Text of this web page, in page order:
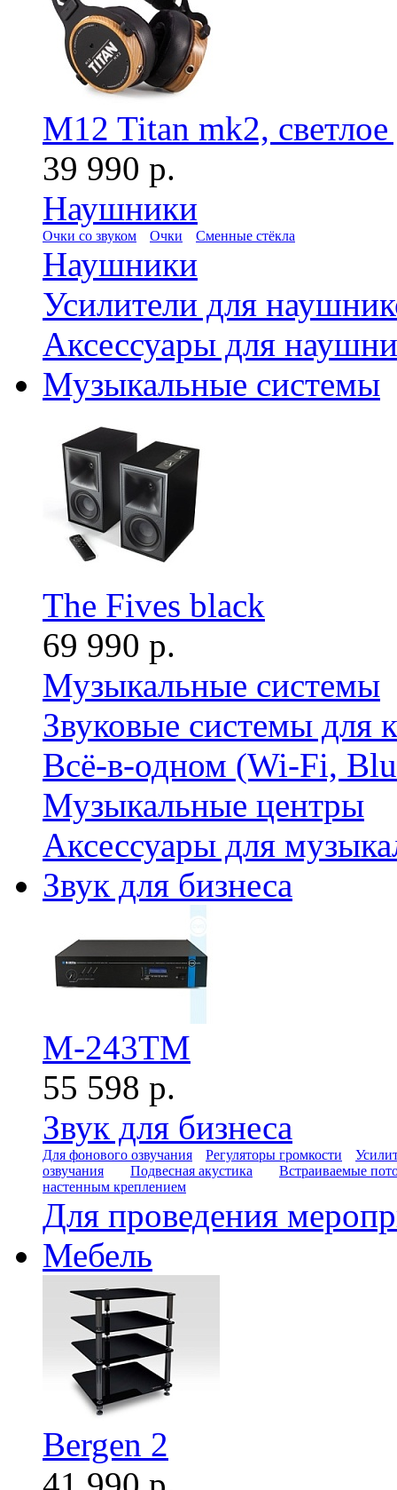
M12 Titan mk2, светлое
39 990 р.
Наушники
Очки со звуком Очки Сменные стёкла
Наушники
Усилители для
Аксессуары для
Музыкальные системы
The Fives black
69 990 р.
Музыкальные системы
Звуковые системы для
Всё-в-одном (Wi-Fi,
Музыкальные центры
Аксессуары для
Звук для бизнеса
M-243TM
55 598 р.
Звук для бизнеса
Для фонового озвучания Регуляторы громкости
озвучания
Подвесная акустика
Встраиваемые
настенным креплением
Для проведения
Мебель
Bergen 2